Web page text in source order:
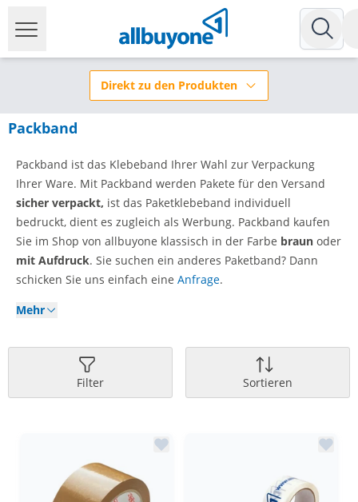
Direkt zu den Produkten
Packband
Packband ist das Klebeband Ihrer Wahl zur Verpackung
Ihrer Ware. Mit Packband werden Pakete für den Versand
sicher verpackt, ist das Paketklebeband individuell
bedruckt, dient es zugleich als Werbung. Packband kaufen
Sie im Shop von allbuyone klassisch in der Farbe braun oder
mit Aufdruck. Sie suchen ein anderes Paketband? Dann
schicken Sie uns einfach eine Anfrage.
Mehr
Filter Sortieren